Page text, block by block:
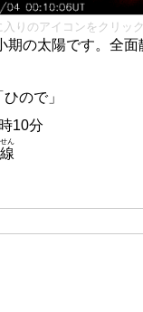
りのアイコンをクリック
期の太陽です。全面
ひので」
10分
線
せん